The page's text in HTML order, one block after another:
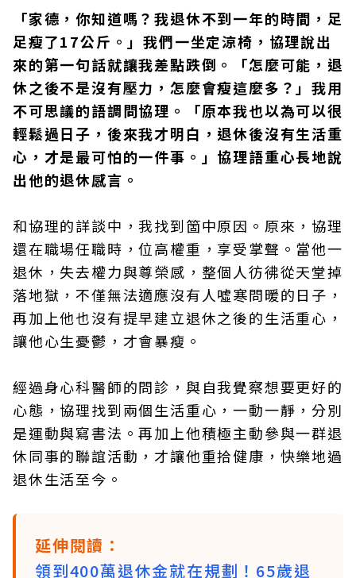
「家德，你知道嗎？我退休不到一年的時間，足
足瘦了17公斤。」我們一坐定涼椅，協理說出
來的第一句話就讓我差點跌倒。「怎麼可能，退
休之後不是沒有壓力，怎麼會瘦這麼多？」我用
不可思議的語調問協理。「原本我也以為可以很
輕鬆過日子，後來我才明白，退休後沒有生活重
心，才是最可怕的一件事。」協理語重心長地說
出他的退休感言。
和協理的詳談中，我找到箇中原因。原來，協理
還在職場任職時，位高權重，享受掌聲。當他一
退休，失去權力與尊榮感，整個人彷彿從天堂掉
落地獄，不僅無法適應沒有人噓寒問暖的日子，
再加上他也沒有提早建立退休之後的生活重心，
讓他心生憂鬱，才會暴瘦。
經過身心科醫師的問診，與自我覺察想要更好的
心態，協理找到兩個生活重心，一動一靜，分別
是運動與寫書法。再加上他積極主動參與一群退
休同事的聯誼活動，才讓他重拾健康，快樂地過
退休生活至今。
延伸閱讀：
領到400萬退休金就在規劃！65歲退